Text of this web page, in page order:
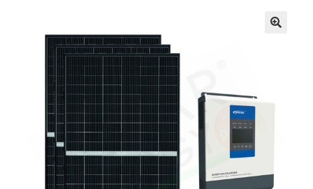
Contatti
My account
Produttori
Sample Page